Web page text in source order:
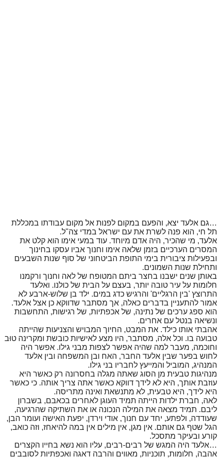
…גם אלעד יצא, והפעם במקום לפנות אל מקום עבודתו במכללת
תל חי, הוא פנה לשרת את עם ישראל במדי צה"ל.
אלעד, מי שהכיר, היה אדם מיוחד. עוד במעי אימו הוא קלט את
המסרים הערכיים בזמן שלאה אימו וחנוך אביו עסקו בחינוך
ובפעילות ציבורית בימי התופת הביטחוני של סוף שנות השבעים
ותחילת שנות השמונים.
באותן שנים ישבנו בחצר ביתם המטופח של לאה וחנוך ורקמנו
חלומות על עיר טובה יותר, בעצם על הבית של כולנו. ואלעד
התרוצץ 'בין הרגליים' והרגיש כדג במים. ילד בן שלוש-ארבע לא
אמור להתעניין בדברים כאלה, אך מסתבר שדווקא כן אצל אלעד.
הוא ספג ערכים של נתינה, של אכפתיות, של רגישות, התחשבות
ונשיאה בנטל עם אחרים.
אהבתי אותו כילד. את המבט, החיוך המבויש והצניעות שהייתה
טבועה בו. וכל אלה, מסתבר, היו מצע לאישיות כובשת ומקרינה טוּב
וחוכמה, מעבר למה שהיה אפשר לצפות מבני גילו. אפשר היה
לחוש בפער שבין אלעד החבר, האח ובן המשפחה ובין אלעד
המנהיג, המוביל והמייעץ לחבריו בני גילו.
מנהיגות טבעית מן הסוג שאתה מגלה בחסרונה רק כאשר היא
עוזבת אותך, היא לא לידך דווקא כאשר אתה צריך אותה. כי כאשר
היא לידך, היא טבעית, לא מתנשאת ואינה מתריסה.
לאה, חברת ילדות הייתה תמיד העוגן לאחרים בכאבם, בשברון
ליבם. תמיד מצאה את המילה הנכונה או את השתיקה שהרגיעה,
שעודדה, ולפתע, יחד עם חנוך, אודי וירדן, יפעת האישה ועומר הבן,
הגל שטף גם אותם. אין מגן, אין מילים אין במה להיאחז, וזה כואב,
קורע ובעיקר מתסכל.
…אלעד היה המגש של רבים-רבים, עליו הוא נשא בחייו הקצרים
אהבה, חלומות, תוכניות, מאווים והרבה דאגה ואכפתיות לסובבים